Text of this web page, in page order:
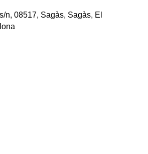
n, 08517, Sagàs, Sagàs, El